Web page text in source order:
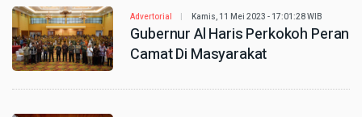
Advertorial Kamis, 11 Mei 2023 - 17:01:28 WIB
Gubernur Al Haris Perkokoh Peran
Camat Di Masyarakat